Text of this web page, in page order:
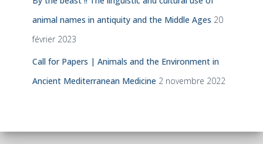
animal names in antiquity and the Middle Ages 20
février 2023
Call for Papers | Animals and the Environment in
Ancient Mediterranean Medicine 2 novembre 2022